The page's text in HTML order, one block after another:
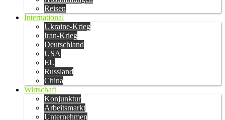
Reisen
International
Ukraine-Krieg
Iran-Krieg
Deutschland
USA
EU
Russland
China
Wirtschaft
Konjunktur
Arbeitsmarkt
Unternehmen